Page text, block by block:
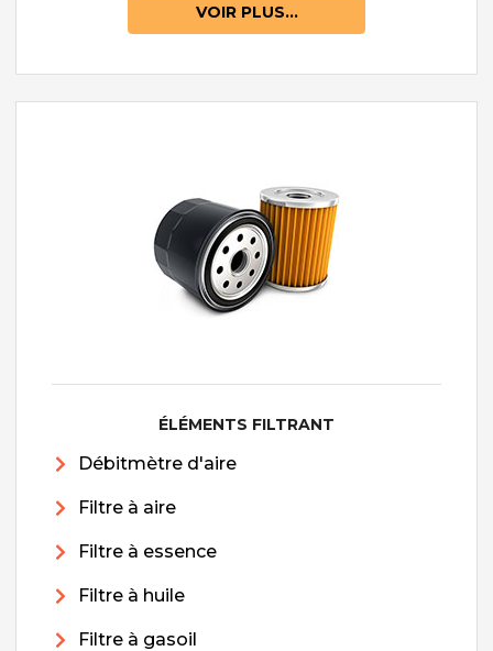
VOIR PLUS...
ÉLÉMENTS FILTRANT
Débitmètre d'aire
Filtre à aire
Filtre à essence
Filtre à huile
Filtre à gasoil